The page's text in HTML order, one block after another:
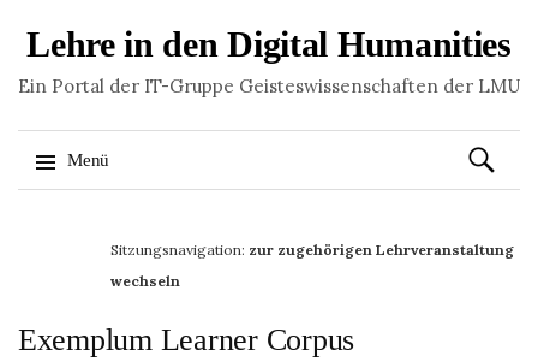
Lehre in den Digital Humanities
Ein Portal der IT-Gruppe Geisteswissenschaften der LMU
Menü
Suchen
nach:
Sitzungsnavigation: zur zugehörigen Lehrveranstaltung
wechseln
Exemplum Learner Corpus